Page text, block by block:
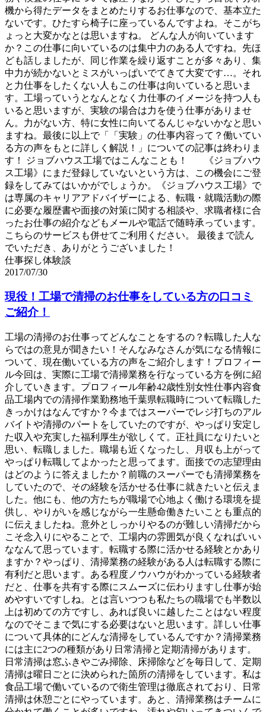
機から得たデータをまとめたりするお仕事なので、基本立た
ないです。ひたすら椅子に座っているんですよね。そこがち
ょっと大変かなとは思いますね。 どんな人が向いています
か？この仕事に向いているのは集中力のある人ですね。先ほ
ども話しましたが、同じ作業を繰り返すことが多々あり、集
中力が続かないとミスがいっぱいでてきて大変です…。それ
と力仕事をしたくない人もこの仕事は向いていると思いま
す。工場っていうとなんとなく力仕事のイメージを持つ人も
いると思いますが、実験の場合は力を使う仕事がありませ
ん。力がない方、特に女性に向いてるんじゃないかなと思い
ますね。最後に以上で「「実験」の仕事内容って？働いてい
る方の声をもとに詳しく解説！」についての記事は終わりま
す！ ジョブハウス工場ではこんなことも！ 《ジョブハウ
ス工場》にまだ登録していないという方は、この機会にご登
録をしてみてはいかがでしょうか。《ジョブハウス工場》で
は専属のキャリアアドバイザーによる、転職・就職活動の際
に必要な履歴書や面接の対策に関する相談や、求職者様に合
ったお仕事の紹介などもメールや電話で随時承っています。
こちらのサービスも併せてご利用ください。 最後まで読ん
でいただき、ありがとうございました！
仕事探し体験談
2017/07/30
現役！工場で清掃のお仕事をしている方の口コミ
ご紹介！
工場の清掃のお仕事ってどんなことをするの？転職した人な
らではの意見が聞きたい！そんなみなさんが気になる情報に
ついて、現在働いている方の声をご紹介します！プロフィー
ル今回は、実際に工場で清掃業務を行なっている方を例に紹
介していきます。プロフィール年齢42歳性別女性仕事内容食
品工場内での清掃作業勤務地千葉県転職時について転職した
きっかけはなんですか？今まではスーパーでレジ打ちのアル
バイトや清掃のパートをしていたのですが、やっぱり安定し
た収入や充実した福利厚生が欲しくて。正社員になりたいと
思い、転職しました。職場も近くなったし、月収も上がって
やっぱり転職してよかったと思ってます。面接での志望理由
はどのように答えましたか？前職のスーパーでも清掃業務を
していたので、その経験を活かせる仕事に就きたいと伝えま
した。他にも、他の方たちが職場で心地よく働ける環境を提
供し、やりがいを感じながら一生懸命働きたいことも重点的
に伝えましたね。意外としっかりやるのが難しい清掃だから
こそ念入りにやることで、工場内の雰囲気が良くなればいい
ななんて思っています。転職する際に活かせる経験とかあり
ますか？やっぱり、清掃業務の経験がある人は転職する際に
有利だと思います。ある程度ノウハウがわかっている経験者
だと、仕事を共有する際にスムーズに伝わりますし仕事が始
めやすいですしね。とは言いつつも私たちの職場でも半数以
上は初めての方ですし、あれば良いに越したことはない程度
なのでそこまで気にする必要はないと思います。詳しい仕事
について具体的にどんな清掃をしているんですか？清掃業務
には主に2つの種類があり日常清掃と定期清掃があります。
日常清掃は窓ふきやごみ掃除、床掃除などを毎日して、定期
清掃は曜日ごとに決められた箇所の清掃をしています。私は
食品工場で働いているので衛生管理は徹底されており、日常
清掃は休憩ごとにやっています。あと、清掃業務はチームに